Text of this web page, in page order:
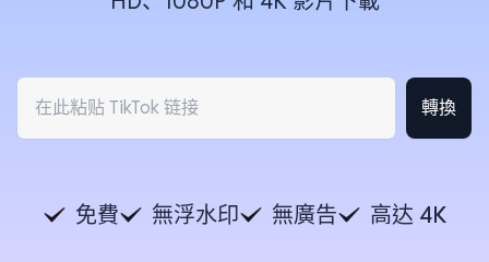
轉換
免費 無浮水印 無廣告 高达 4K